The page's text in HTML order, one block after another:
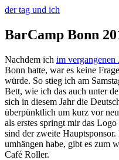
der tag und ich
BarCamp Bonn
Nachdem ich im vergangenen
Bonn hatte, war es keine
würde. So stieg ich am
Bett, wie ich das auch unter
sich in diesem Jahr die
überpünktlich um kurz vor
als erstes springt mir das
sind der zweite
umhängen habe, gibt es zum
Café Roller.